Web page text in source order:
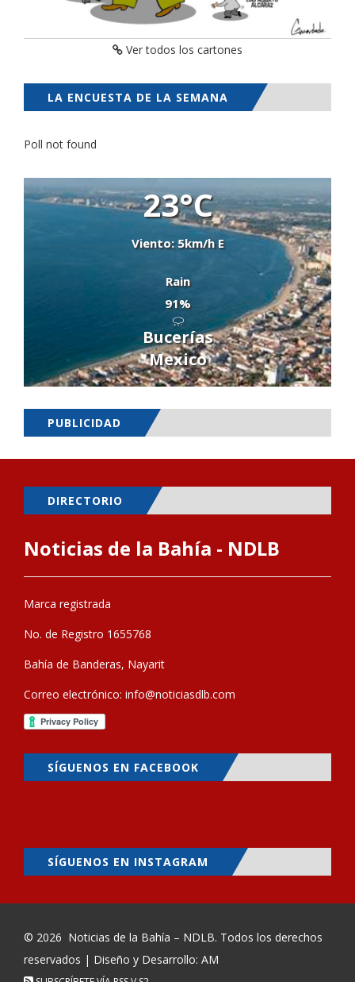
Ver todos los cartones
LA ENCUESTA DE LA SEMANA
Poll not found
23°C
Viento: 5km/h E
Rain
91%
Bucerías
Mexico
PUBLICIDAD
DIRECTORIO
Noticias de la Bahía - NDLB
Marca registrada
No. de Registro 1655768
Bahía de Banderas, Nayarit
Correo electrónico: info@noticiasdlb.com
SÍGUENOS EN FACEBOOK
SÍGUENOS EN INSTAGRAM
© 2026 Noticias de la Bahía – NDLB. Todos los derechos
reservados | Diseño y Desarrollo: AM